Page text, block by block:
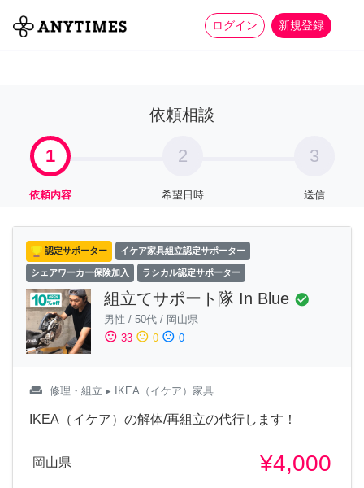
ログイン 新規登録
全て 家事 more_horiz
依頼相談
1
依頼内容
2
希望日時
3
送信
認定サポーター イケア家具組立認定サポーター
シェアワーカー保険加入 ラシカル認定サポーター
組立てサポート隊 In Blue check_circle
男性 / 50代 / 岡山県
sentiment_satisfied 33 sentiment_neutral 0 sentiment_dissatisfied 0
weekend 修理・組立 ▸ IKEA（イケア）家具
IKEA（イケア）の解体/再組立の代行します！
岡山県 ¥4,000